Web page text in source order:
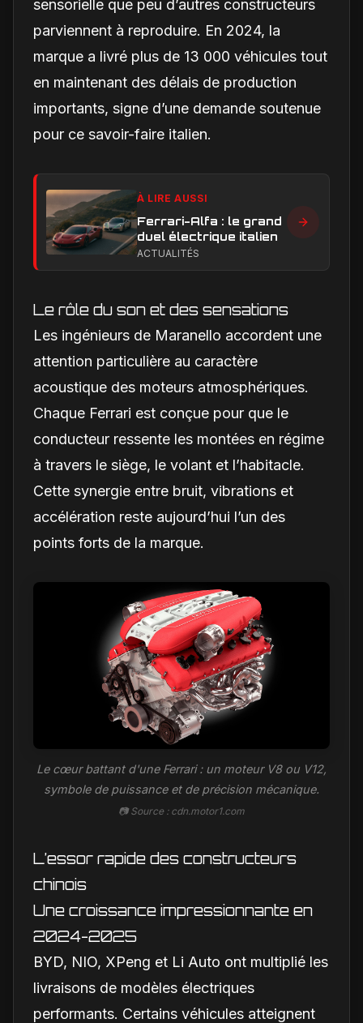
sensorielle que peu d’autres constructeurs
parviennent à reproduire. En 2024, la
marque a livré plus de 13 000 véhicules tout
en maintenant des délais de production
importants, signe d’une demande soutenue
pour ce savoir-faire italien.
À LIRE AUSSI
Ferrari-Alfa : le grand
duel électrique italien
ACTUALITÉS
Le rôle du son et des sensations
Les ingénieurs de Maranello accordent une
attention particulière au caractère
acoustique des moteurs atmosphériques.
Chaque Ferrari est conçue pour que le
conducteur ressente les montées en régime
à travers le siège, le volant et l’habitacle.
Cette synergie entre bruit, vibrations et
accélération reste aujourd’hui l’un des
points forts de la marque.
Le cœur battant d'une Ferrari : un moteur V8 ou V12,
symbole de puissance et de précision mécanique.
📷 Source : cdn.motor1.com
L’essor rapide des constructeurs
chinois
Une croissance impressionnante en
2024-2025
BYD, NIO, XPeng et Li Auto ont multiplié les
livraisons de modèles électriques
performants. Certains véhicules atteignent